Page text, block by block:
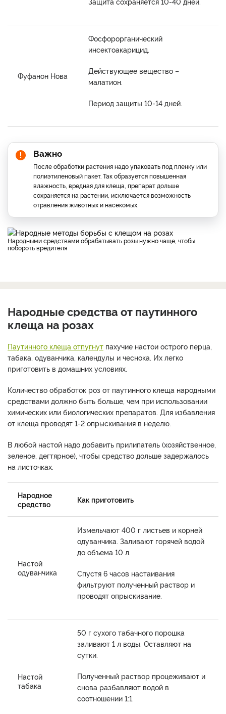
Фуфанон Нова
Фосфорорганический
инсектоакарицид.
Действующее вещество –
малатион.
Период защиты 10-14 дней.
Важно
После обработки растения надо упаковать под пленку или
полиэтиленовый пакет. Так образуется повышенная
влажность, вредная для клеща, препарат дольше
сохраняется на растении, исключается возможность
отравления животных и насекомых.
Народными средствами обрабатывать розы нужно чаще, чтобы
побороть вредителя
Народные средства от паутинного
клеща на розах
Паутинного клеща отпугнут пахучие настои острого перца,
табака, одуванчика, календулы и чеснока. Их легко
приготовить в домашних условиях.
Количество обработок роз от паутинного клеща народными
средствами должно быть больше, чем при использовании
химических или биологических препаратов. Для избавления
от клеща проводят 1-2 опрыскивания в неделю.
В любой настой надо добавить прилипатель (хозяйственное,
зеленое, дегтярное), чтобы средство дольше задержалось
на листочках.
Народное
средство
Как приготовить
Настой
одуванчика
Измельчают 400 г листьев и корней
одуванчика. Заливают горячей водой
до объема 10 л.
Спустя 6 часов настаивания
фильтруют полученный раствор и
проводят опрыскивание.
Настой
табака
50 г сухого табачного порошка
заливают 1 л воды. Оставляют на
сутки.
Полученный раствор процеживают и
снова разбавляют водой в
соотношении 1:1.